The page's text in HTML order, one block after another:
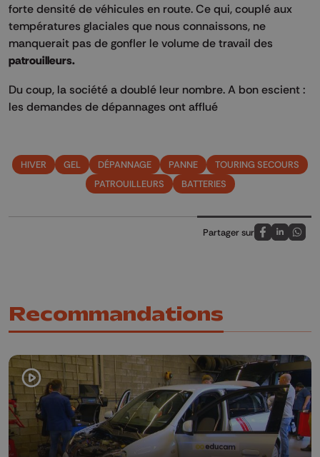
forte densité de véhicules en route. Ce qui, couplé aux
températures glaciales que nous connaissons, ne
manquerait pas de gonfler le volume de travail des
patrouilleurs.
Du coup, la société a doublé leur nombre. A bon escient :
les demandes de dépannages ont afflué
HIVER GEL DÉPANNAGE PANNE
TOURING SECOURS
PATROUILLEURS
BATTERIES
Partager sur
Partagez sur
Partagez
Recommandations